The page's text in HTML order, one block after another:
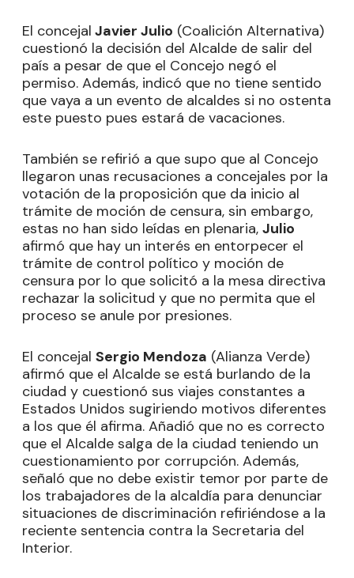
El concejal Javier Julio (Coalición Alternativa)
cuestionó la decisión del Alcalde de salir del
país a pesar de que el Concejo negó el
permiso. Además, indicó que no tiene sentido
que vaya a un evento de alcaldes si no ostenta
este puesto pues estará de vacaciones.
También se refirió a que supo que al Concejo
llegaron unas recusaciones a concejales por la
votación de la proposición que da inicio al
trámite de moción de censura, sin embargo,
estas no han sido leídas en plenaria, Julio
afirmó que hay un interés en entorpecer el
trámite de control político y moción de
censura por lo que solicitó a la mesa directiva
rechazar la solicitud y que no permita que el
proceso se anule por presiones.
El concejal Sergio Mendoza (Alianza Verde)
afirmó que el Alcalde se está burlando de la
ciudad y cuestionó sus viajes constantes a
Estados Unidos sugiriendo motivos diferentes
a los que él afirma. Añadió que no es correcto
que el Alcalde salga de la ciudad teniendo un
cuestionamiento por corrupción. Además,
señaló que no debe existir temor por parte de
los trabajadores de la alcaldía para denunciar
situaciones de discriminación refiriéndose a la
reciente sentencia contra la Secretaria del
Interior.